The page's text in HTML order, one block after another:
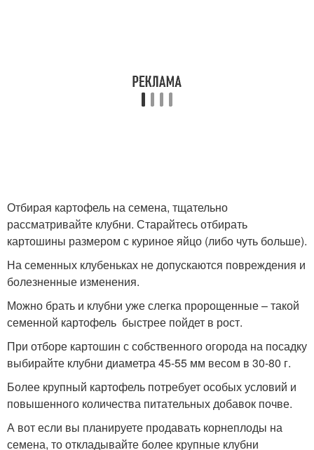
Отбирая картофель на семена, тщательно
рассматривайте клубни. Старайтесь отбирать
картошины размером с куриное яйцо (либо чуть больше).
На семенных клубеньках не допускаются повреждения и
болезненные изменения.
Можно брать и клубни уже слегка пророщенные – такой
семенной картофель быстрее пойдет в рост.
При отборе картошин с собственного огорода на посадку
выбирайте клубни диаметра 45-55 мм весом в 30-80 г.
Более крупный картофель потребует особых условий и
повышенного количества питательных добавок почве.
А вот если вы планируете продавать корнеплоды на
семена, то откладывайте более крупные клубни